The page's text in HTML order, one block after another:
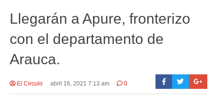
Llegarán a Apure, fronterizo
con el departamento de
Arauca.
El Circulo abril 16, 2021 7:13 am 0